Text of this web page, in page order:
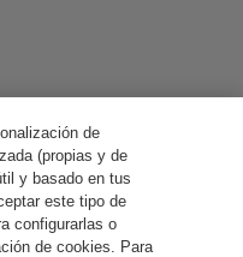
de
(propias y de
y basado en tus
este tipo de
configurarlas o
de cookies. Para